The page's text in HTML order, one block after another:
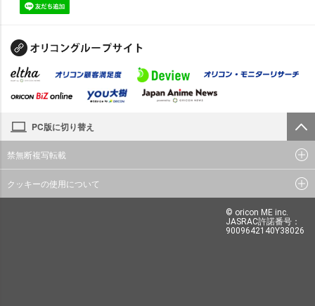
PC版に切り替え
禁無断複写転載
クッキーの使用について
© oricon ME inc.
JASRAC許諾番号：
9009642140Y38026